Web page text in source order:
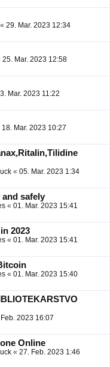
« 29. Mar. 2023 12:34
25. Mar. 2023 12:58
Mar. 2023 11:22
18. Mar. 2023 10:27
« 05. Mar. 2023 1:34
and safely
« 01. Mar. 2023 15:41
2023
« 01. Mar. 2023 15:41
« 01. Mar. 2023 15:40
2023 16:07
Online
« 27. Feb. 2023 1:46